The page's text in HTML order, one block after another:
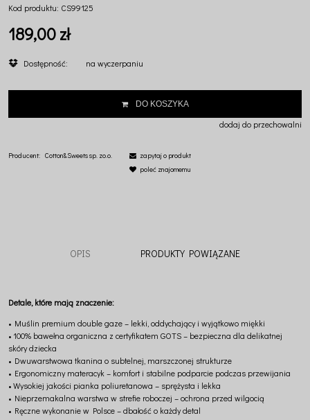
Kod produktu: CS99125
189,00 zł
Dostępność: na wyczerpaniu
DO KOSZYKA
dodaj do przechowalni
Producent: Cotton&Sweets sp. zo.o.
zapytaj o produkt
poleć znajomemu
OPIS PRODUKTY POWIĄZANE
Detale, które mają znaczenie:
• Muślin premium double gaze – lekki, oddychający i wyjątkowo miękki
• 100% bawełna organiczna z certyfikatem GOTS – bezpieczna dla delikatnej
skóry dziecka
• Dwuwarstwowa tkanina o subtelnej, marszczonej strukturze
• Ergonomiczny materacyk – komfort i stabilne podparcie podczas przewijania
• Wysokiej jakości pianka poliuretanowa – sprężysta i lekka
• Nieprzemakalna warstwa w strefie roboczej – ochrona przed wilgocią
• Ręczne wykonanie w Polsce – dbałość o każdy detal